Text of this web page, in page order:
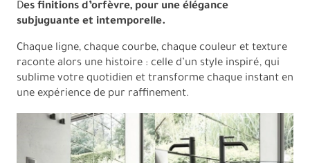
Des finitions d’orfèvre, pour une élégance
subjuguante et intemporelle.
Chaque ligne, chaque courbe, chaque couleur et texture
raconte alors une histoire : celle d’un style inspiré, qui
sublime votre quotidien et transforme chaque instant en
une expérience de pur raffinement.